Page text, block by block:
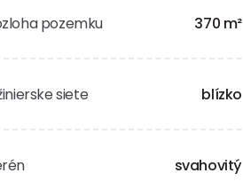
pozemku 370 m²
siete blízko
svahovitý